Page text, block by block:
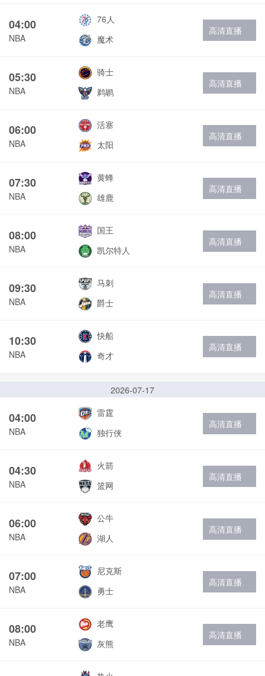
04:00
NBA
76人
魔术
高清直播
05:30
NBA
骑士
鹈鹕
高清直播
06:00
NBA
活塞
太阳
高清直播
07:30
NBA
黄蜂
雄鹿
高清直播
08:00
NBA
国王
凯尔特人
高清直播
09:30
NBA
马刺
爵士
高清直播
10:30
NBA
快船
奇才
高清直播
2026-07-17
04:00
NBA
雷霆
独行侠
高清直播
04:30
NBA
火箭
篮网
高清直播
06:00
NBA
公牛
湖人
高清直播
07:00
NBA
尼克斯
勇士
高清直播
08:00
NBA
老鹰
灰熊
高清直播